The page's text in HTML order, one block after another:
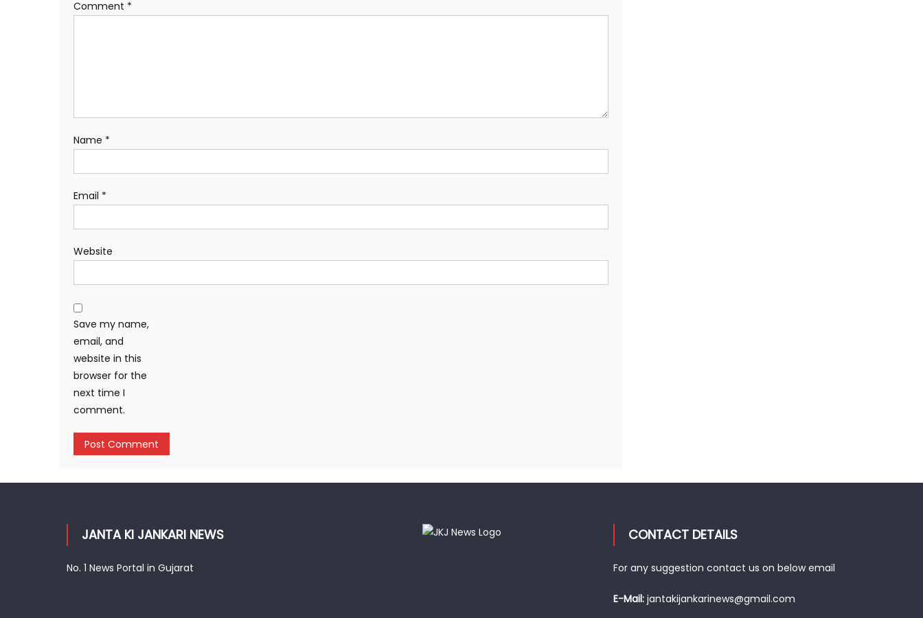
Comment *
Name *
Email *
Website
Save my name,
email, and
website in this
browser for the
next time I
comment.
JANTA KI JANKARI NEWS
No. 1 News Portal in Gujarat
CONTACT DETAILS
For any suggestion contact us on below email
E-Mail: jantakijankarinews@gmail.com